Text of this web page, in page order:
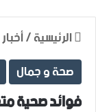
الرئيسية/
صحة و جمال
فوائد صحية